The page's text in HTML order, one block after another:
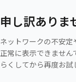
申し訳ありま
ネットワークの不安
正常に表示できませ
らくしてから再度お試